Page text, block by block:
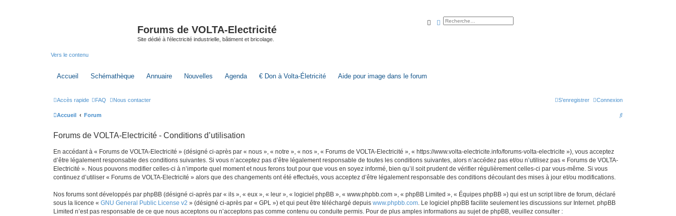
Forums de VOLTA-Electricité
Site dédié à l'électricité industrielle, bâtiment et bricolage.
Vers le contenu
Rechercher
Recherche avancée
Accueil Schémathèque Annuaire Nouvelles Agenda € Don à Volta-Életricité Aide pour image dans le forum
Accès rapide FAQ Nous contacter Connexion
S’enregistrer
Accueil Forum
R
Forums de VOLTA-Electricité - Conditions d’utilisation
En accédant à « Forums de VOLTA-Electricité » (désigné ci-après par « nous », « notre », « nos », « Forums de VOLTA-Electricité », « https://www.volta-electricite.info/forums-volta-electricite »), vous acceptez
d’être légalement responsable des conditions suivantes. Si vous n’acceptez pas d’être légalement responsable de toutes les conditions suivantes, alors n’accédez pas et/ou n’utilisez pas « Forums de VOLTA-
Electricité ». Nous pouvons modifier celles-ci à n’importe quel moment et nous ferons tout pour que vous en soyez informé, bien qu’il soit prudent de vérifier régulièrement celles-ci par vous-même. Si vous
continuez d’utiliser « Forums de VOLTA-Electricité » alors que des changements ont été effectués, vous acceptez d’être légalement responsable des conditions découlant des mises à jour et/ou modifications.
Nos forums sont développés par phpBB (désigné ci-après par « ils », « eux », « leur », « logiciel phpBB », « www.phpbb.com », « phpBB Limited », « Équipes phpBB ») qui est un script libre de forum, déclaré
sous la licence « GNU General Public License v2 » (désigné ci-après par « GPL ») et qui peut être téléchargé depuis www.phpbb.com. Le logiciel phpBB facilite seulement les discussions sur Internet. phpBB
Limited n’est pas responsable de ce que nous acceptons ou n’acceptons pas comme contenu ou conduite permis. Pour de plus amples informations au sujet de phpBB, veuillez consulter :